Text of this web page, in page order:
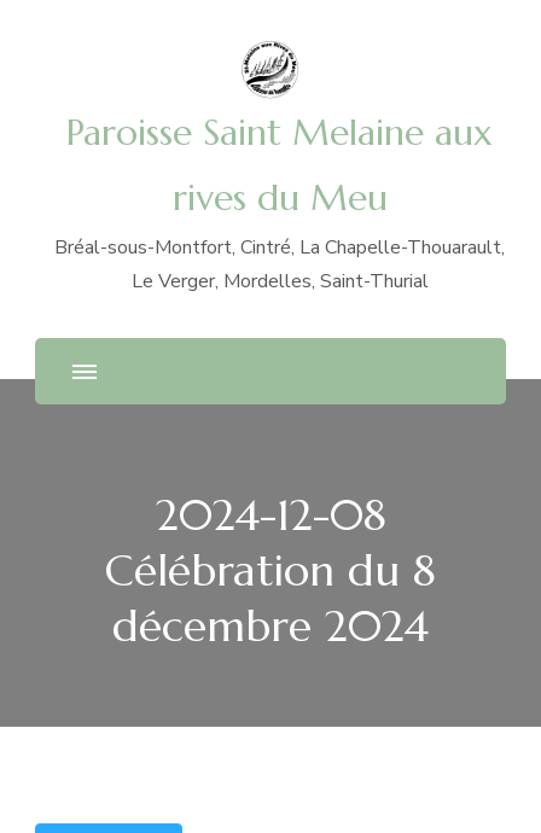
Paroisse Saint Melaine aux
rives du Meu
Bréal-sous-Montfort, Cintré, La Chapelle-Thouarault,
Le Verger, Mordelles, Saint-Thurial
2024-12-08
Célébration du 8
décembre 2024